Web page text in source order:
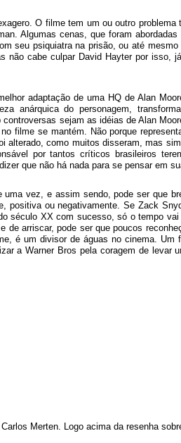
O filme tem um ou outro
Algumas cenas, que foram
seu psiquiatra na prisão, ou até
não cabe culpar David Hayter por isso,
adaptação de uma HQ de Alan
anárquica do personagem,
sejam as idéias de Alan
filme se mantém. Não porque
alterado, como muitos disseram, mas
por tantos críticos brasileiros
que não há nada para se pensar em
vez, e assim sendo, pode ser que
positiva ou negativamente. Se Zack
século XX com sucesso, só o tempo
arriscar, pode ser que poucos
é um divisor de águas no cinema. Um
a Warner Bros pela coragem de levar
Merten. Logo acima da resenha